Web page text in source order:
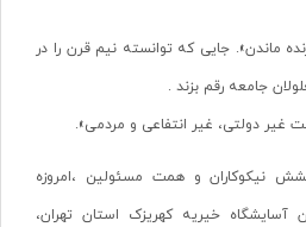
ماندن». جایی که توانسته نیم قرن را در
جامعه رقم بزند .
غیر دولتی، غیر انتفاعی و مردمی».
نیکوکاران و همت مسئولین ،امروزه
خیریه کهریزک استان تهران،